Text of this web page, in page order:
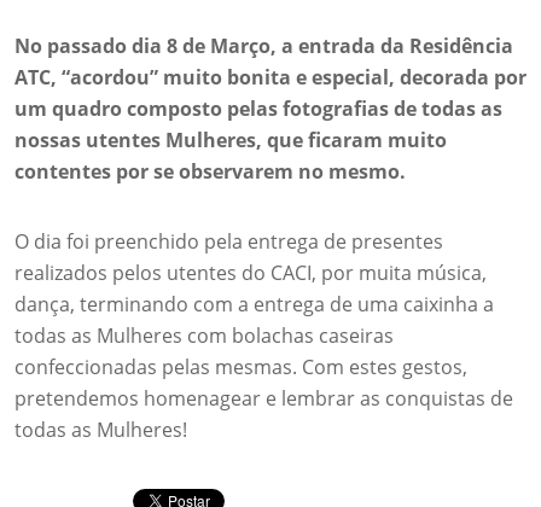
No passado dia 8 de Março, a entrada da Residência
ATC, “acordou” muito bonita e especial, decorada por
um quadro composto pelas fotografias de todas as
nossas utentes Mulheres, que ficaram muito
contentes por se observarem no mesmo.
O dia foi preenchido pela entrega de presentes
realizados pelos utentes do CACI, por muita música,
dança, terminando com a entrega de uma caixinha a
todas as Mulheres com bolachas caseiras
confeccionadas pelas mesmas. Com estes gestos,
pretendemos homenagear e lembrar as conquistas de
todas as Mulheres!